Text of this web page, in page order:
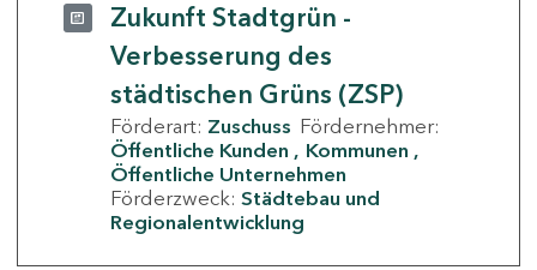
Zukunft Stadtgrün -
Verbesserung des
städtischen Grüns (ZSP)
Förderart: Zuschuss Fördernehmer:
Öffentliche Kunden
Kommunen
Öffentliche Unternehmen
Förderzweck: Städtebau und
Regionalentwicklung